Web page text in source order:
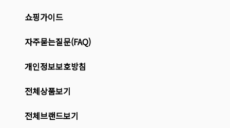
쇼핑가이드
자주묻는질문(FAQ)
개인정보보호방침
전체상품보기
전체브랜드보기